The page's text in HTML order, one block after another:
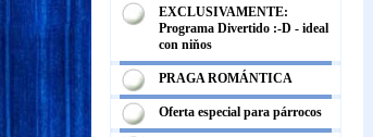
EXCLUSIVAMENTE:
Programa Divertido :-D - ideal
con niňos
PRAGA ROMÁNTICA
Oferta especial para párrocos